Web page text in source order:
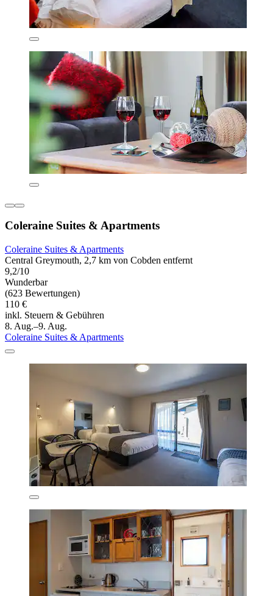
Coleraine Suites & Apartments
Coleraine Suites & Apartments
Central Greymouth, 2,7 km von Cobden entfernt
9,2/10
Wunderbar
(623 Bewertungen)
110 €
inkl. Steuern & Gebühren
8. Aug.–9. Aug.
Coleraine Suites & Apartments